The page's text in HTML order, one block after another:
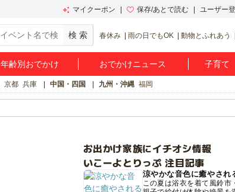
マイクーポン 保存/あとで読む ユーザー
春休み 雨の日でもOK 動物とふれあう
年齢別おでかけ おでかけニュース 子育て
京都 兵庫 中国・四国 九州・沖縄 福岡
お出かけ家族にイチオシ情報
いこーよとりっぷ 注目記事
涼やかな音色に癒やされ
この夏は浴衣を着て風鈴市